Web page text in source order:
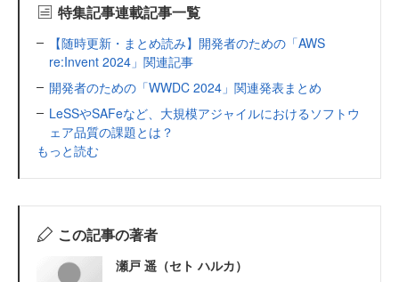
特集記事連載記事一覧
【随時更新・まとめ読み】開発者のための「AWS
re:Invent 2024」関連記事
開発者のための「WWDC 2024」関連発表まとめ
LeSSやSAFeなど、大規模アジャイルにおけるソフトウ
ェア品質の課題とは？
もっと読む
この記事の著者
瀬戸 遥（セト ハルカ）